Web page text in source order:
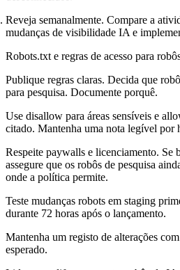
Reveja semanalmente. Compare a
mudanças de visibilidade IA e
Robots.txt e regras de acesso para
Publique regras claras. Decida que
para pesquisa. Documente porquê.
Use disallow para áreas sensíveis e
citado. Mantenha uma nota legível por
Respeite paywalls e licenciamento. Se
assegure que os robôs de pesquisa
onde a política permite.
Teste mudanças robots em staging
durante 72 horas após o lançamento.
Mantenha um registo de alterações
esperado.